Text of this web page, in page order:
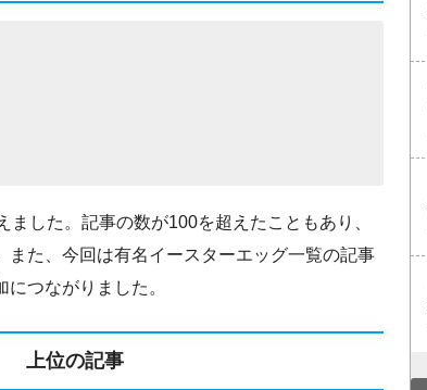
ました。記事の数が100を超えたこともあり、
また、今回は有名イースターエッグ一覧の記事
つながりました。
上位の記事